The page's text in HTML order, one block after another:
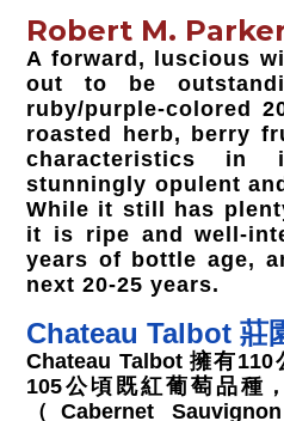
Robert M.
A forward, luscious
out to be
ruby/purple-colored
roasted herb, berry
characteristics in
stunningly opulent
While it still has
it is ripe and well-
years of bottle age,
next 20-25 years.
Chateau Talbot 莊
Chateau Talbot 擁有
105公頃既紅葡萄品種
（Cabernet